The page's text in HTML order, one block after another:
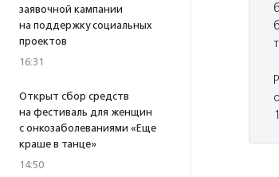
заявочной кампании
на поддержку социальных
проектов
16:31
Открыт сбор средств
на фестиваль для женщин
с онкозаболеваниями «Еще
краше в танце»
14:50